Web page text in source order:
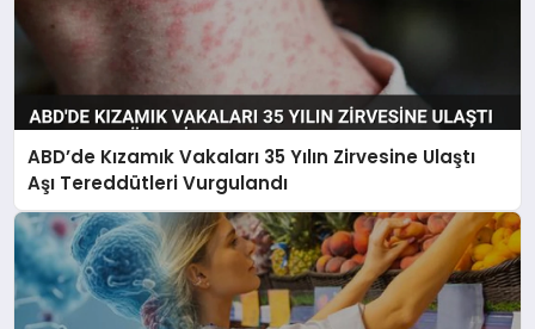
ABD’de Kızamık Vakaları 35 Yılın Zirvesine Ulaştı
Aşı Tereddütleri Vurgulandı